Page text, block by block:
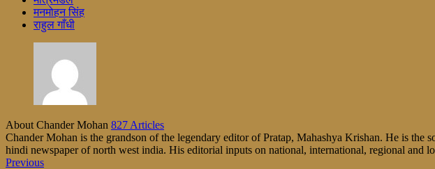
मनमोहन सिंह
राहुल गाँधी
About Chander Mohan 827 Articles
Chander Mohan is the grandson of the legendary editor of Pratap, Mahashya Krishan. He is
hindi newspaper of north west india. His editorial inputs on national, international, regional and
Previous